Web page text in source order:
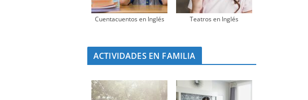
Cuentacuentos en Inglés Teatros en Inglés
ACTIVIDADES EN FAMILIA